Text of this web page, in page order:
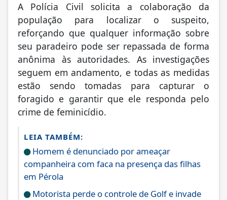
A Polícia Civil solicita a colaboração da
população para localizar o suspeito,
reforçando que qualquer informação sobre
seu paradeiro pode ser repassada de forma
anônima às autoridades. As investigações
seguem em andamento, e todas as medidas
estão sendo tomadas para capturar o
foragido e garantir que ele responda pelo
crime de feminicídio.
LEIA TAMBÉM:
Homem é denunciado por ameaçar
companheira com faca na presença das filhas
em Pérola
Motorista perde o controle de Golf e invade